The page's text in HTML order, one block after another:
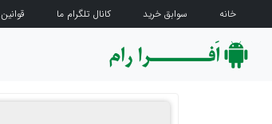
خانه سوابق خرید کانال تلگرام ما قوانین